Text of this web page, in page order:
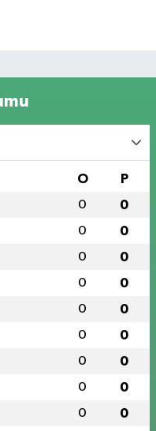
O P
0 0
0 0
0 0
0 0
0 0
0 0
0 0
0 0
0 0